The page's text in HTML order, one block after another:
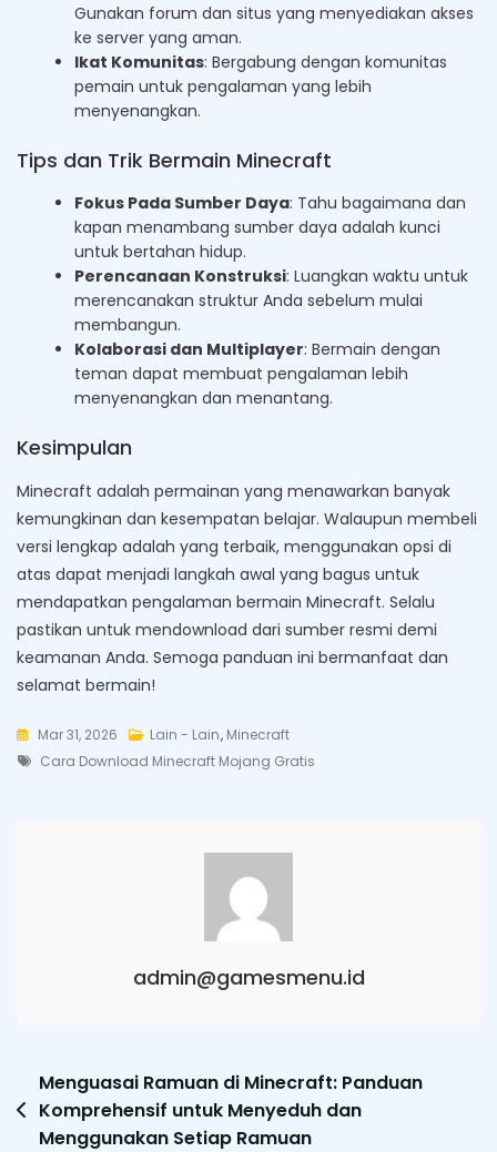
Gunakan forum dan situs yang menyediakan akses
ke server yang aman.
Ikat Komunitas: Bergabung dengan komunitas
pemain untuk pengalaman yang lebih
menyenangkan.
Tips dan Trik Bermain Minecraft
Fokus Pada Sumber Daya: Tahu bagaimana dan
kapan menambang sumber daya adalah kunci
untuk bertahan hidup.
Perencanaan Konstruksi: Luangkan waktu untuk
merencanakan struktur Anda sebelum mulai
membangun.
Kolaborasi dan Multiplayer: Bermain dengan
teman dapat membuat pengalaman lebih
menyenangkan dan menantang.
Kesimpulan
Minecraft adalah permainan yang menawarkan banyak
kemungkinan dan kesempatan belajar. Walaupun membeli
versi lengkap adalah yang terbaik, menggunakan opsi di
atas dapat menjadi langkah awal yang bagus untuk
mendapatkan pengalaman bermain Minecraft. Selalu
pastikan untuk mendownload dari sumber resmi demi
keamanan Anda. Semoga panduan ini bermanfaat dan
selamat bermain!
Mar 31, 2026 Lain - Lain, Minecraft
Tags
Cara Download Minecraft Mojang Gratis
admin@gamesmenu.id
Post
navigation
Menguasai Ramuan di Minecraft: Panduan
Komprehensif untuk Menyeduh dan
Menggunakan Setiap Ramuan